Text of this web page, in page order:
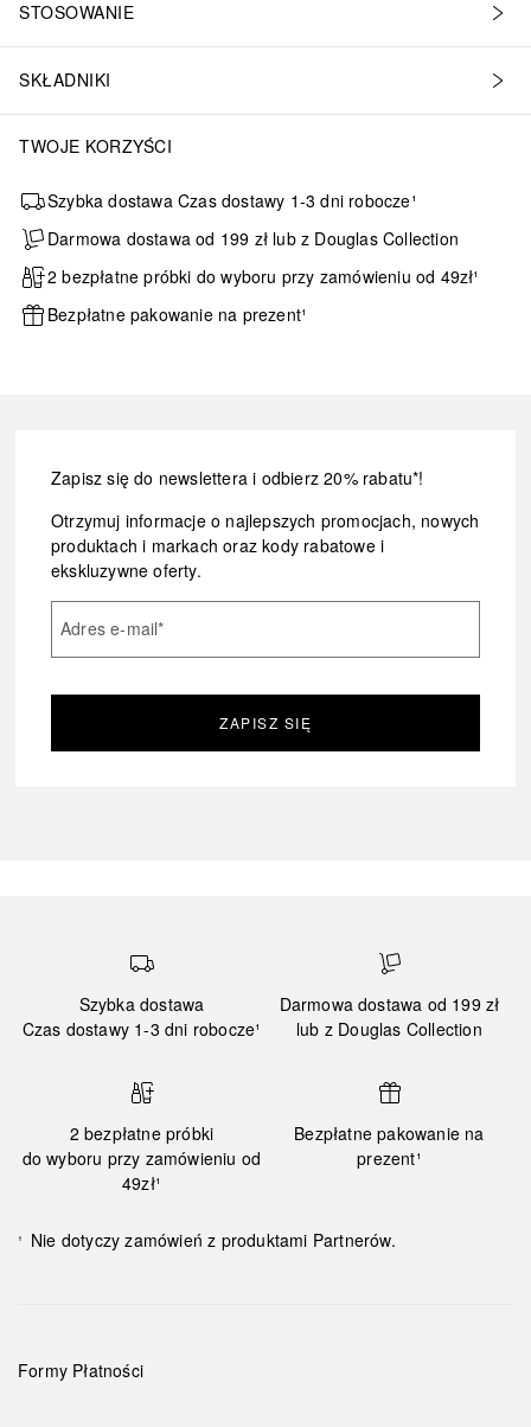
STOSOWANIE
SKŁADNIKI
TWOJE KORZYŚCI
Szybka dostawa Czas dostawy 1-3 dni robocze¹
Darmowa dostawa od 199 zł lub z Douglas Collection
2 bezpłatne próbki do wyboru przy zamówieniu od 49zł¹
Bezpłatne pakowanie na prezent¹
Zapisz się do newslettera i odbierz 20% rabatu*!
Otrzymuj informacje o najlepszych promocjach, nowych
produktach i markach oraz kody rabatowe i
ekskluzywne oferty.
Adres e-mail*
ZAPISZ SIĘ
Szybka dostawa
Czas dostawy 1-3 dni robocze¹
Darmowa dostawa od 199 zł
lub z Douglas Collection
2 bezpłatne próbki
do wyboru przy zamówieniu od
49zł¹
Bezpłatne pakowanie na
prezent¹
¹ Nie dotyczy zamówień z produktami Partnerów.
Formy Płatności